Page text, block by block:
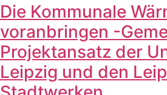
Die Kommunale
voranbringen -
Projektansatz der
Leipzig und den